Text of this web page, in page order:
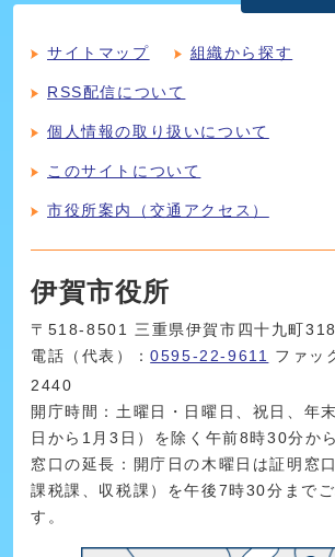
サイトマップ 組織から探す
RSS配信について
個人情報の取り扱いについて
このサイトについて
市役所案内（交通アクセス）
伊賀市役所
〒518-8501 三重県伊賀市四十九町
電話（代表）：0595-22-9611 ファッ
2440
開庁時間：土曜日・日曜日、祝日、年
日から1月3日）を除く午前8時30分か
窓口の延長：開庁日の木曜日は証明窓
課税課、収税課）を午後7時30分まで
す。